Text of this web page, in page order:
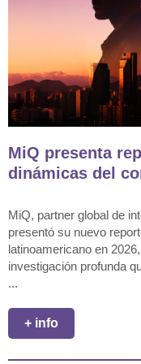
MiQ presenta
dinámicas del
MiQ, partner global de
presentó su nuevo
latinoamericano en
investigación profunda
...
+ info